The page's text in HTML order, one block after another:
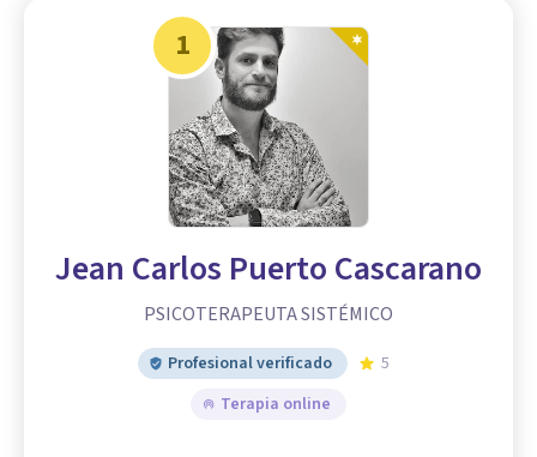
1
Jean Carlos Puerto Cascarano
PSICOTERAPEUTA SISTÉMICO
Profesional verificado
5
Terapia online